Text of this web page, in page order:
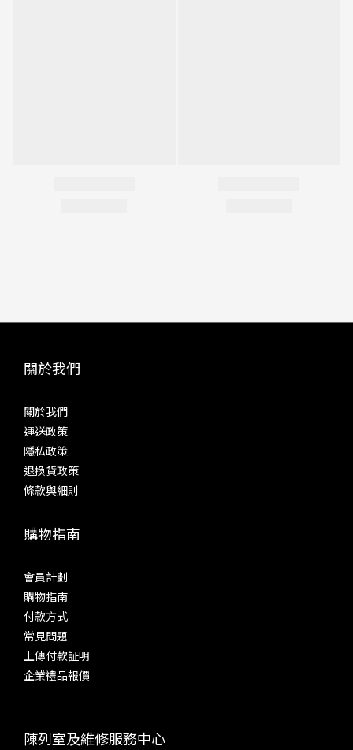
關於我們
關於我們
運送政策
隱私政策
退換貨政策
條款與細則
購物指南
會員計劃
購物指南
付款方式
常見問題
上傳付款証明
企業禮品報價
陳列室及維修服務中心